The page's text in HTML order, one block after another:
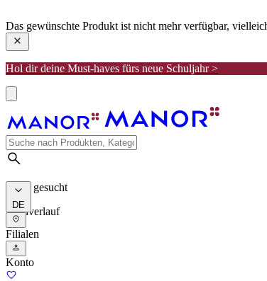
Das gewünschte Produkt ist nicht mehr verfügbar,
Hol dir deine Must-haves fürs neue Schuljahr >
Meist gesucht
Suchverlauf
DE
Filialen
Konto